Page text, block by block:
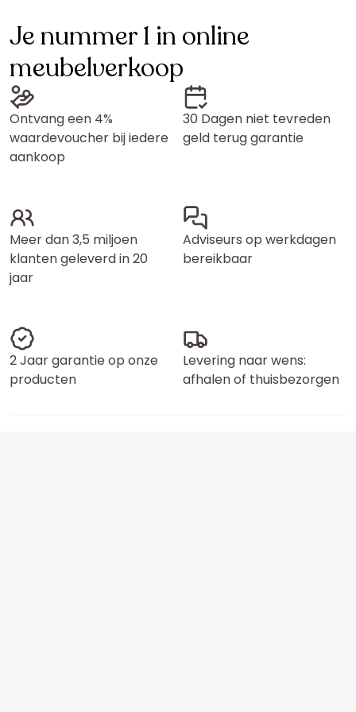
Je nummer 1 in online
meubelverkoop
Ontvang een 4%
waardevoucher bij iedere
aankoop
30 Dagen niet tevreden
geld terug garantie
Meer dan 3,5 miljoen
klanten geleverd in 20
jaar
Adviseurs op werkdagen
bereikbaar
2 Jaar garantie op onze
producten
Levering naar wens:
afhalen of thuisbezorgen